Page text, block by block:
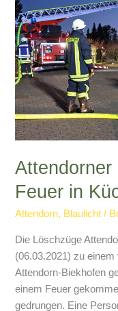
Feuer in
Attendorn, Blaulicht /
Die Löschzüge
(06.03.2021) zu
Attendorn-Biekhofen
einem Feuer
gedrungen. Eine